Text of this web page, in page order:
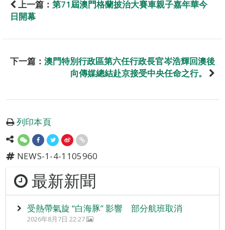
上一篇： 第71屆澳門格蘭披治大賽車親子嘉年華今
日開幕
下一篇： 澳門特別行政區第六任行政長官岑浩輝回澳後
向傳媒總結赴京接受中央任命之行。
列印本頁
NEWS-1-4-1105960
最新新聞
受熱帶氣旋 “白海豚” 影響 部分航班取消
2026年8月7日 22:27